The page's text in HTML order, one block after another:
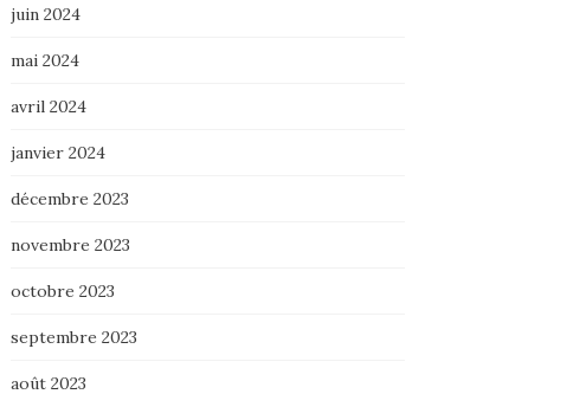
juin 2024
mai 2024
avril 2024
janvier 2024
décembre 2023
novembre 2023
octobre 2023
septembre 2023
août 2023